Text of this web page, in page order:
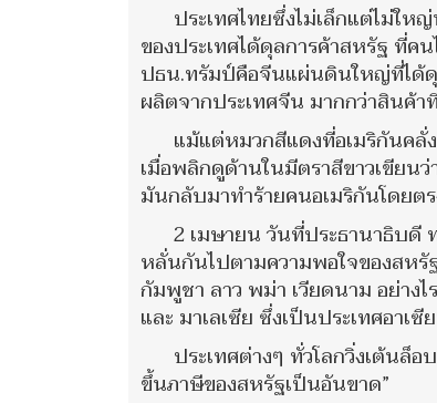
ประเทศไทยซึ่งไม่เล็กแต่ไม่ใ
ของประเทศได้ดุลการค้าสหรัฐ ที่ค
ปธน.ทรัมป์คือจีนแผ่นดินใหญ่ที่ได้
ผลิตจากประเทศจีน มากกว่าสินค้า
แม้แต่หมวกสีแดงที่อเมริกันคลั่
เมื่อพลิกดูด้านในมีตราสีขาวเขียน
มันกลับมาทำร้ายคนอเมริกันโดยต
2 เมษายน วันที่ประธานาธิบ
หลั่นกันไปตามความพอใจของสหรั
กัมพูชา ลาว พม่า เวียดนาม อย่าง
และ มาเลเซีย ซึ่งเป็นประเทศอาเ
ประเทศต่างๆ ทั่วโลกวิ่งเต้นล็
ขึ้นภาษีของสหรัฐเป็นอันขาด”